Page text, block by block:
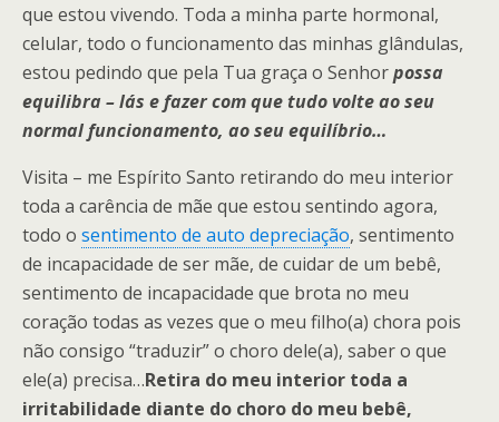
que estou vivendo. Toda a minha parte hormonal,
celular, todo o funcionamento das minhas glândulas,
estou pedindo que pela Tua graça o Senhorpossa
equilibra – lás e fazer com que tudo volte ao seu
normal funcionamento, ao seu equilíbrio…
Visita – me Espírito Santo retirando do meu interior
toda a carência de mãe que estou sentindo agora,
todo o sentimento de auto depreciação, sentimento
de incapacidade de ser mãe, de cuidar de um bebê,
sentimento de incapacidade que brota no meu
coração todas as vezes que o meu filho(a) chora pois
não consigo “traduzir” o choro dele(a), saber o que
ele(a) precisa…Retira do meu interior toda a
irritabilidade diante do choro do meu bebê,